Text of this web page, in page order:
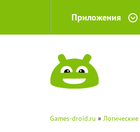
Приложения
Games-droid.ru » Логические